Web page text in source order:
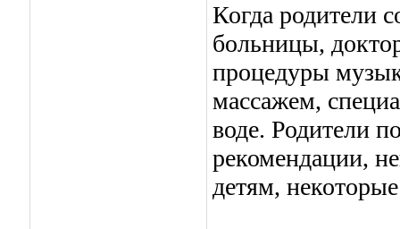
Когда родители
больницы,
процедуры
массажем,
воде. Родители
рекомендации,
детям,